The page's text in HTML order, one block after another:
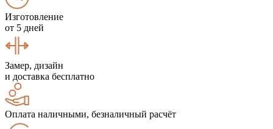
Изготовление
от 5 дней
Замер, дизайн
и доставка бесплатно
Оплата наличными, безналичный расчёт